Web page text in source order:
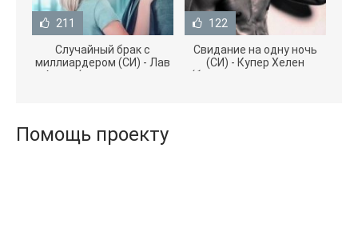
211
Случайный брак с
миллиардером (СИ) - Лав
Агата (полная версия
122
Свидание на одну ночь
(СИ) - Купер Хелен
(бесплатные серии книг
Помощь проекту